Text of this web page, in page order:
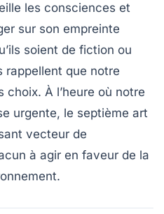
les consciences et
sur son empreinte
soient de fiction ou
rappellent que notre
À l’heure où notre
urgente, le septième art
vecteur de
à agir en faveur de la